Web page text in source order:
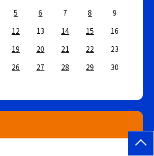
5 6 7 8
9
12 13 14 15
16
19 20 21 22
23
26 27 28 29 30